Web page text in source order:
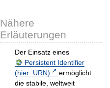
Nähere
Erläuterungen
Der Einsatz eines
Persistent Identifier
(hier: URN)
ermöglicht
die stabile, weltweit